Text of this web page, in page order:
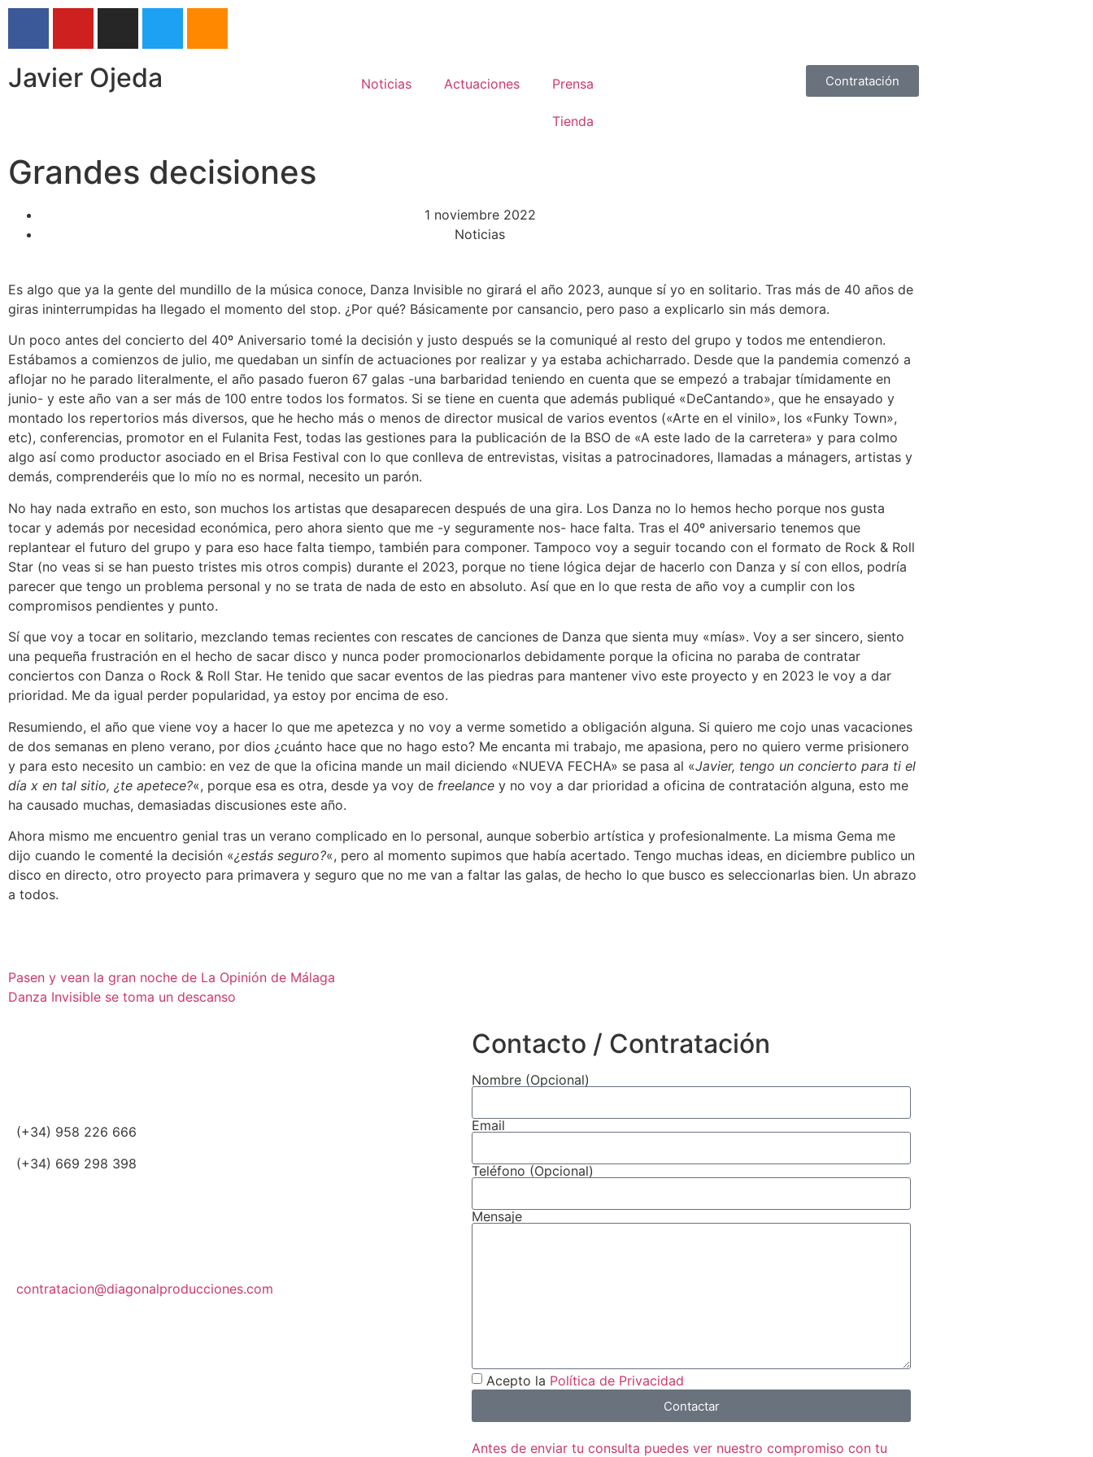
Javier Ojeda Noticias Actuaciones Prensa
Tienda
Contratación
Grandes decisiones
1 noviembre 2022
Noticias
Es algo que ya la gente del mundillo de la música conoce, Danza Invisible no girará el año 2023, aunque sí yo en solitario. Tras más de 40 años de
giras ininterrumpidas ha llegado el momento del stop. ¿Por qué? Básicamente por cansancio, pero paso a explicarlo sin más demora.
Un poco antes del concierto del 40º Aniversario tomé la decisión y justo después se la comuniqué al resto del grupo y todos me entendieron.
Estábamos a comienzos de julio, me quedaban un sinfín de actuaciones por realizar y ya estaba achicharrado. Desde que la pandemia comenzó a
aflojar no he parado literalmente, el año pasado fueron 67 galas -una barbaridad teniendo en cuenta que se empezó a trabajar tímidamente en
junio- y este año van a ser más de 100 entre todos los formatos. Si se tiene en cuenta que además publiqué «DeCantando», que he ensayado y
montado los repertorios más diversos, que he hecho más o menos de director musical de varios eventos («Arte en el vinilo», los «Funky Town»,
etc), conferencias, promotor en el Fulanita Fest, todas las gestiones para la publicación de la BSO de «A este lado de la carretera» y para colmo
algo así como productor asociado en el Brisa Festival con lo que conlleva de entrevistas, visitas a patrocinadores, llamadas a mánagers, artistas y
demás, comprenderéis que lo mío no es normal, necesito un parón.
No hay nada extraño en esto, son muchos los artistas que desaparecen después de una gira. Los Danza no lo hemos hecho porque nos gusta
tocar y además por necesidad económica, pero ahora siento que me -y seguramente nos- hace falta. Tras el 40º aniversario tenemos que
replantear el futuro del grupo y para eso hace falta tiempo, también para componer. Tampoco voy a seguir tocando con el formato de Rock & Roll
Star (no veas si se han puesto tristes mis otros compis) durante el 2023, porque no tiene lógica dejar de hacerlo con Danza y sí con ellos, podría
parecer que tengo un problema personal y no se trata de nada de esto en absoluto. Así que en lo que resta de año voy a cumplir con los
compromisos pendientes y punto.
Sí que voy a tocar en solitario, mezclando temas recientes con rescates de canciones de Danza que sienta muy «mías». Voy a ser sincero, siento
una pequeña frustración en el hecho de sacar disco y nunca poder promocionarlos debidamente porque la oficina no paraba de contratar
conciertos con Danza o Rock & Roll Star. He tenido que sacar eventos de las piedras para mantener vivo este proyecto y en 2023 le voy a dar
prioridad. Me da igual perder popularidad, ya estoy por encima de eso.
Resumiendo, el año que viene voy a hacer lo que me apetezca y no voy a verme sometido a obligación alguna. Si quiero me cojo unas vacaciones
de dos semanas en pleno verano, por dios ¿cuánto hace que no hago esto? Me encanta mi trabajo, me apasiona, pero no quiero verme prisionero
y para esto necesito un cambio: en vez de que la oficina mande un mail diciendo «NUEVA FECHA» se pasa al «Javier, tengo un concierto para ti el
día x en tal sitio, ¿te apetece?«, porque esa es otra, desde ya voy de freelance y no voy a dar prioridad a oficina de contratación alguna, esto me
ha causado muchas, demasiadas discusiones este año.
Ahora mismo me encuentro genial tras un verano complicado en lo personal, aunque soberbio artística y profesionalmente. La misma Gema me
dijo cuando le comenté la decisión «¿estás seguro?«, pero al momento supimos que había acertado. Tengo muchas ideas, en diciembre publico un
disco en directo, otro proyecto para primavera y seguro que no me van a faltar las galas, de hecho lo que busco es seleccionarlas bien. Un abrazo
a todos.
Pasen y vean la gran noche de La Opinión de Málaga
Danza Invisible se toma un descanso
(+34) 958 226 666
(+34) 669 298 398
contratacion@diagonalproducciones.com
Contacto / Contratación
Nombre (Opcional)
Email
Teléfono (Opcional)
Mensaje
Acepto la Política de Privacidad
Contactar
Antes de enviar tu consulta puedes ver nuestro compromiso con tu